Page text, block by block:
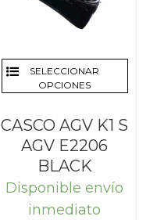
SELECCIONAR
OPCIONES
CASCO AGV K1 S
AGV E2206
BLACK
Disponible envío
inmediato